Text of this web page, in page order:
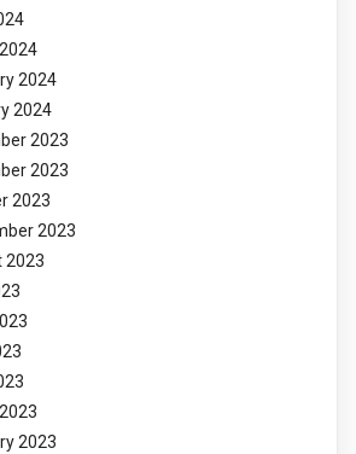
2024
2024
2023
2023
2023
2023
2023
2023